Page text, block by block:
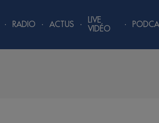
RADIO ACTUS
LIVE
VIDÉO